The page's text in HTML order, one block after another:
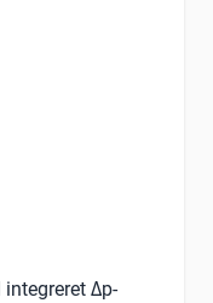
integreret Δp-